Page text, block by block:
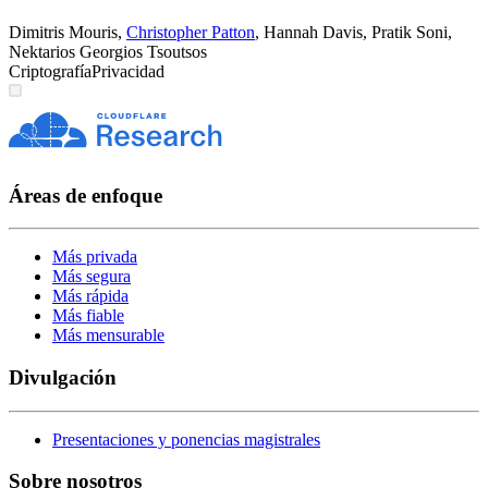
Dimitris Mouris, Christopher Patton, Hannah Davis, Pratik Soni,
Nektarios Georgios Tsoutsos
CriptografíaPrivacidad
Áreas de enfoque
Más privada
Más segura
Más rápida
Más fiable
Más mensurable
Divulgación
Presentaciones y ponencias magistrales
Sobre nosotros